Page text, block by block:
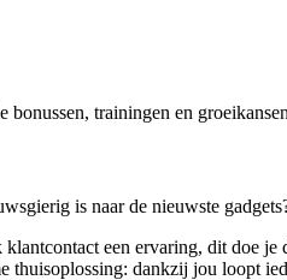
trainingen en
is naar de nieuwste
een ervaring, dit doe je
thuisoplossing: dankzij jou loopt